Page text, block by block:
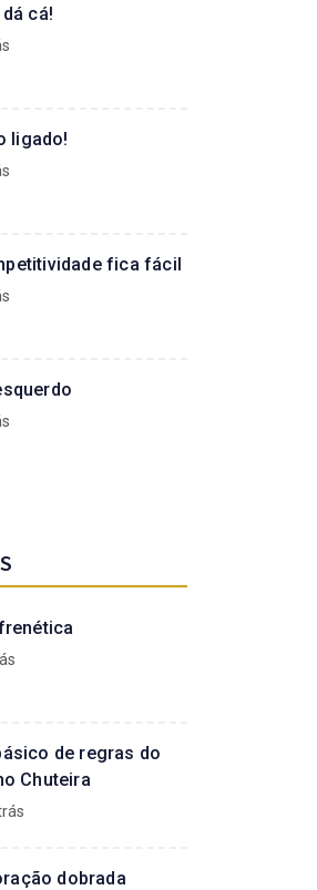
cá!
ligado!
fica fácil
de regras do
Chuteira
dobrada